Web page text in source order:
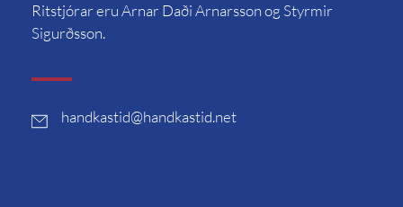
Ritstjórar eru Arnar Daði Arnarsson og Styrmir
Sigurðsson.
handkastid@handkastid.net